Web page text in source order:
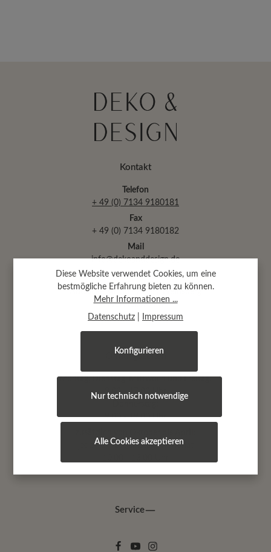
Kontakt
Telefon
+ 49 (0) 7134 9180181
Fax
+ 49 (0) 7134 9180182
Mail
info@dekoanddesign.de
Abtsäckerstr. 30 · 74189 Weinsberg
(bei Heilbronn)
Öffnungszeiten
Montag, Dienstag, Mittwoch und Freitag:
9.00 - 17.00 Uhr
9.00 - 19.00 Uhr
jeden 1.+ 3. Samstag im Monat
Service
Diese Website verwendet Cookies, um eine
bestmögliche Erfahrung bieten zu können.
Mehr Informationen ...
Datenschutz Impressum
Nur technisch notwendige
Konfigurieren
Alle Cookies akzeptieren